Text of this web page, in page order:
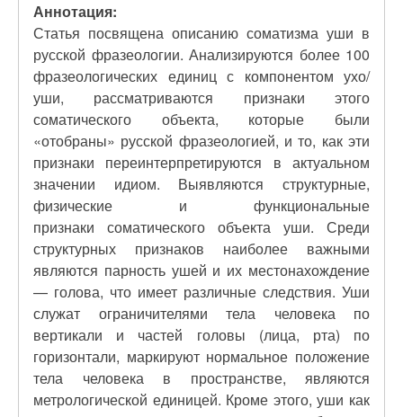
Аннотация:
Статья посвящена описанию соматизма уши в
русской фразеологии. Анализируются более 100
фразеологических единиц с компонентом ухо/
уши, рассматриваются признаки этого
соматического объекта, которые были
«отобраны» русской фразеологией, и то, как эти
признаки переинтерпретируются в актуальном
значении идиом. Выявляются структурные,
физические и функциональные
признаки соматического объекта уши. Среди
структурных признаков наиболее важными
являются парность ушей и их местонахождение
— голова, что имеет различные следствия. Уши
служат ограничителями тела человека по
вертикали и частей головы (лица, рта) по
горизонтали, маркируют нормальное положение
тела человека в пространстве, являются
метрологической единицей. Кроме этого, уши как